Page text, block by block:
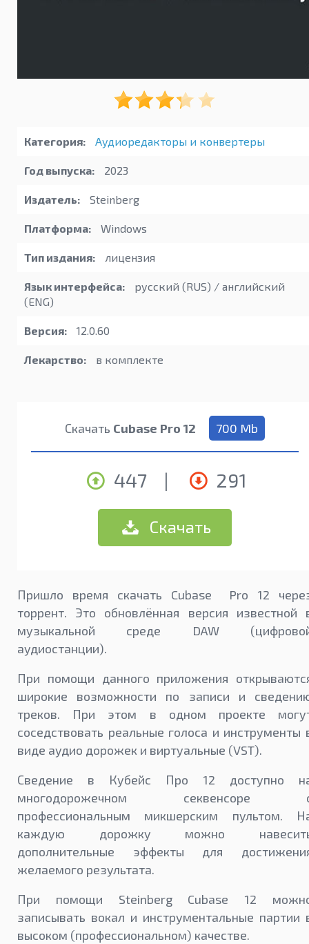
Категория: Аудиоредакторы и конвертеры
Год выпуска: 2023
Издатель: Steinberg
Платформа: Windows
Тип издания: лицензия
Язык интерфейса:
русский (RUS) / английский
(ENG)
Версия: 12.0.60
Лекарство: в комплекте
Скачать Cubase Pro 12 700 Mb
447 | 291
Скачать
Пришло время скачать Cubase Pro 12
торрент. Это обновлённая версия известной
музыкальной среде DAW
аудиостанции).
При помощи данного приложения
широкие возможности по записи и
треков. При этом в одном проекте
соседствовать реальные голоса и инструменты
виде аудио дорожек и виртуальные (VST).
Сведение в Кубейс Про 12 доступно
многодорожечном секвенсоре
профессиональным микшерским пультом.
каждую дорожку можно
дополнительные эффекты для
желаемого результата.
При помощи Steinberg Cubase 12
записывать вокал и инструментальные партии
высоком (профессиональном) качестве.